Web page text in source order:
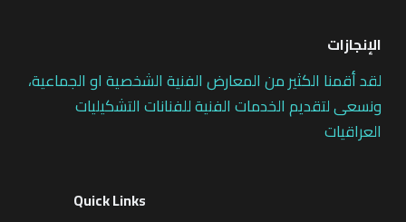
الإنجازات
لقد أقمنا الكثير من المعارض الفنية الشخصية او الجماعية،
ونسعى لتقديم الخدمات الفنية للفنانات التشكيليات
العراقيات
Quick Links